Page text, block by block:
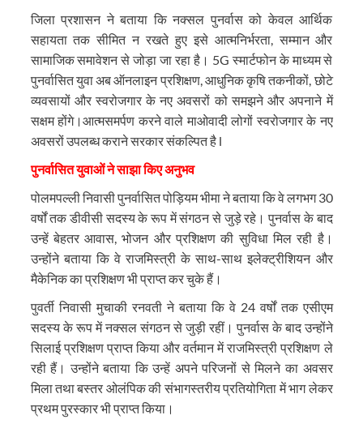
जिला प्रशासन ने बताया कि नक्सल पुनर्वास को केवल आर्थिक
सहायता तक सीमित न रखते हुए इसे आत्मनिर्भरता, सम्मान और
सामाजिक समावेशन से जोड़ा जा रहा है। 5G स्मार्टफोन के माध्यम से
पुनर्वासित युवा अब ऑनलाइन प्रशिक्षण, आधुनिक कृषि तकनीकों, छोटे
व्यवसायों और स्वरोजगार के नए अवसरों को समझने और अपनाने में
सक्षम होंगे।आत्मसमर्पण करने वाले माओवादी लोगों स्वरोजगार के नए
अवसरों उपलब्ध कराने सरकार संकल्पित है l
पुनर्वासित युवाओं ने साझा किए अनुभव
पोलमपल्ली निवासी पुनर्वासित पोड़ियम भीमा ने बताया कि वे लगभग 30
वर्षों तक डीवीसी सदस्य के रूप में संगठन से जुड़े रहे। पुनर्वास के बाद
उन्हें बेहतर आवास, भोजन और प्रशिक्षण की सुविधा मिल रही है।
उन्होंने बताया कि वे राजमिस्त्री के साथ-साथ इलेक्ट्रीशियन और
मैकेनिक का प्रशिक्षण भी प्राप्त कर चुके हैं।
पुवर्ती निवासी मुचाकी रनवती ने बताया कि वे 24 वर्षों तक एसीएम
सदस्य के रूप में नक्सल संगठन से जुड़ी रहीं। पुनर्वास के बाद उन्होंने
सिलाई प्रशिक्षण प्राप्त किया और वर्तमान में राजमिस्त्री प्रशिक्षण ले
रही हैं। उन्होंने बताया कि उन्हें अपने परिजनों से मिलने का अवसर
मिला तथा बस्तर ओलंपिक की संभागस्तरीय प्रतियोगिता में भाग लेकर
प्रथम पुरस्कार भी प्राप्त किया।